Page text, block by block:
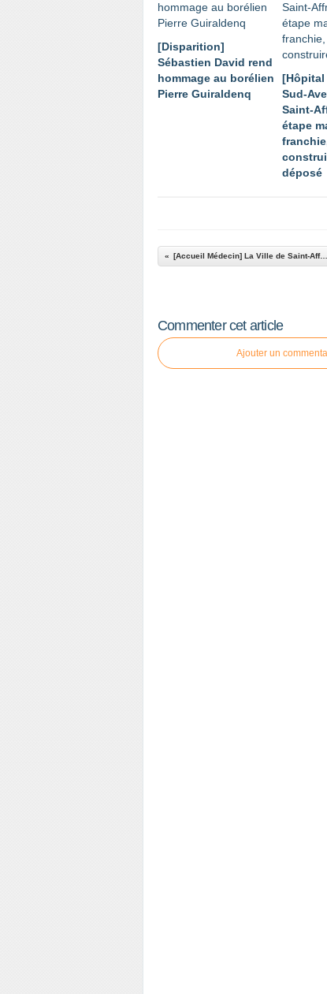
[Disparition]
Sébastien David rend
hommage au borélien
Pierre Guiraldenq
[Hôpital
Sud-
Saint-
étape
déposé
[Accueil Médecin] La Ville de Saint-Affrique fait sa promotion auprès des futurs médecins
Commenter cet article
Ajouter un